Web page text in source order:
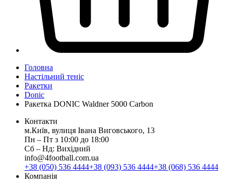
Головна
Настільний теніс
Ракетки
Donic
Ракетка DONIC Waldner 5000 Carbon
Контакти
м.Київ, вулиця Івана Виговського, 13
Пн ‒ Пт з 10:00 до 18:00
Сб ‒ Нд: Вихідний
info@4football.com.ua
+38 (050) 536 4444+38 (093) 536 4444+38 (068) 536 4444
Компанія